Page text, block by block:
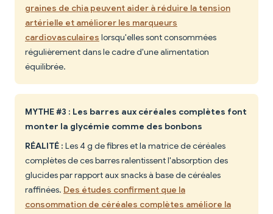
graines de chia peuvent aider à réduire la tension
artérielle et améliorer les marqueurs
cardiovasculaires lorsqu'elles sont consommées
régulièrement dans le cadre d'une alimentation
équilibrée.
MYTHE #3 : Les barres aux céréales complètes font
monter la glycémie comme des bonbons
RÉALITÉ : Les 4 g de fibres et la matrice de céréales
complètes de ces barres ralentissent l'absorption des
glucides par rapport aux snacks à base de céréales
raffinées. Des études confirment que la
consommation de céréales complètes améliore la